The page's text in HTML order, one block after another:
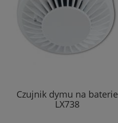
Czujnik dymu na baterie
LX738